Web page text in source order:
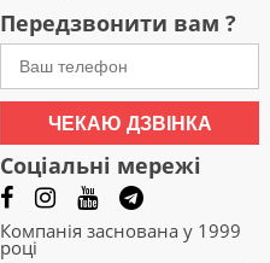
Передзвонити вам ?
ЧЕКАЮ ДЗВІНКА
Соціальні мережі
Компанія заснована у 1999
році